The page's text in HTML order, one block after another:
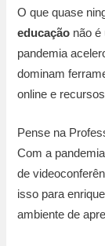
O que quase
educação não é
pandemia
dominam
online e
Pense na
Com a
de
isso para
ambiente de